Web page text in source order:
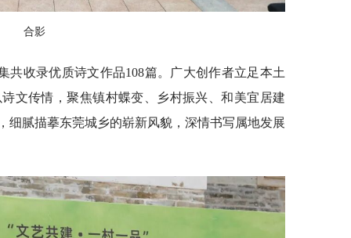
合影
共收录优质诗文作品108篇。广大创作者立足本土
文传情，聚焦镇村蝶变、乡村振兴、和美宜居建
细腻描摹东莞城乡的崭新风貌，深情书写属地发展